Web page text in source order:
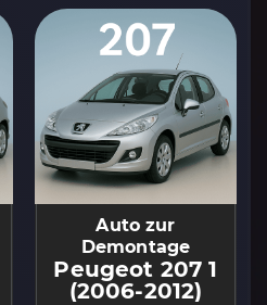
Auto zur
Demontage
Peugeot 207 1
(2006-2012)